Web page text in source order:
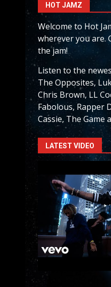
HOT JAMZ
Welcome to Hot
wherever you are.
the jam!
Listen to the
The Opposites,
Chris Brown, LL
Fabolous, Rapper
Cassie, The Game
LATEST VIDEO